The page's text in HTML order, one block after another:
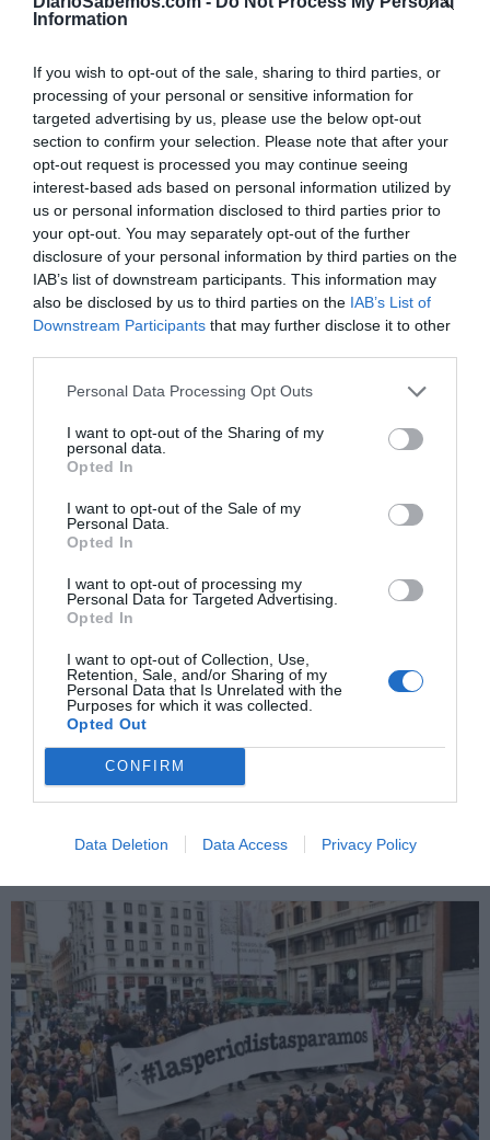
Information
If you wish to opt-out of the sale, sharing to third parties, or
processing of your personal or sensitive information for
targeted advertising by us, please use the below opt-out
section to confirm your selection. Please note that after your
opt-out request is processed you may continue seeing
interest-based ads based on personal information utilized by
us or personal information disclosed to third parties prior to
your opt-out. You may separately opt-out of the further
disclosure of your personal information by third parties on the
IAB’s list of downstream participants. This information may
also be disclosed by us to third parties on the IAB’s List of
Downstream Participants that may further disclose it to other
Personal Data Processing Opt Outs
I want to opt-out of the Sharing of my
personal data.
Opted In
I want to opt-out of the Sale of my
Personal Data.
Opted In
I want to opt-out of processing my
Personal Data for Targeted Advertising.
Opted In
I want to opt-out of Collection, Use,
Retention, Sale, and/or Sharing of my
Personal Data that Is Unrelated with the
Purposes for which it was collected.
Opted Out
CONFIRM
Data Deletion Data Access Privacy Policy
manifestaciones feministas serán
AGUSTÍN MILLÁN
El Gobierno ha decidido dar un paso simbólico pero de gran calado:
declarar las manifestaciones feministas del 8 de marzo como Lugar de
Memoria Democrática. Así lo recoge el Boletín Oficial del Estado (BOE),
donde se detalla que la Dirección General de Promoción de la Memoria
Democrática ha iniciado el...
El 8M desafía a la lluvia y a la
ultraderecha: miles de personas toman las
calles por los derechos de las mujeres
AGUSTÍN MILLÁN08/03/2025
Bajo la amenaza de la lluvia y el avance de discursos
ultraconservadores, miles de personas han salido a las
calles de toda España este sábado 8 de marzo para
reivindicar los derechos de las mujeres. La
manifestación en Madrid, convocada por la Comisión
8M, ha sido la más multitudinaria, aunque...
El feminismo es el dique de contención
contra la ultraderecha
AGUSTÍN MILLÁN
En los últimos años, la ultraderecha ha intensificado
sus ataques contra el feminismo con el objetivo de
lucha. Desde la negación de la violencia machista
hasta la promoción de discursos que reivindican una